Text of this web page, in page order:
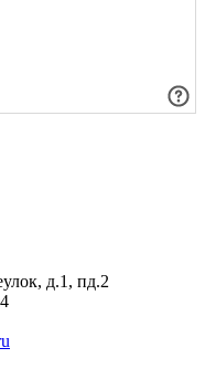
д.1, пд.2